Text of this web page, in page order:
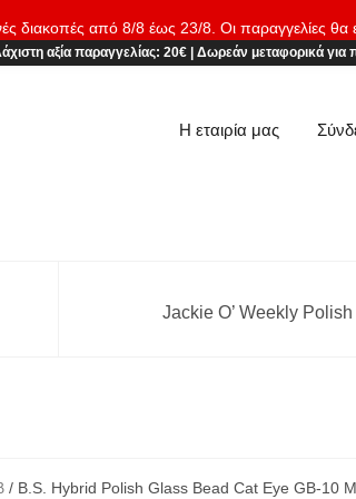
διακοπές από 8/8 έως 23/8. Οι παραγγελίες
αξία παραγγελίας: 20€| Δωρεάν μεταφορικάγια
Η εταιρία μας
Jackie O’ Weekly Polish
/ B.S. Hybrid Polish Glass Bead Cat Eye GB-10